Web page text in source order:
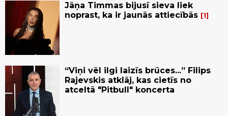
Jāņa Timmas bijusī sieva liek
noprast, ka ir jaunās attiecībās
1
“Viņi vēl ilgi laizīs brūces...” Filips
Rajevskis atklāj, kas cietīs no
atceltā "Pitbull" koncerta